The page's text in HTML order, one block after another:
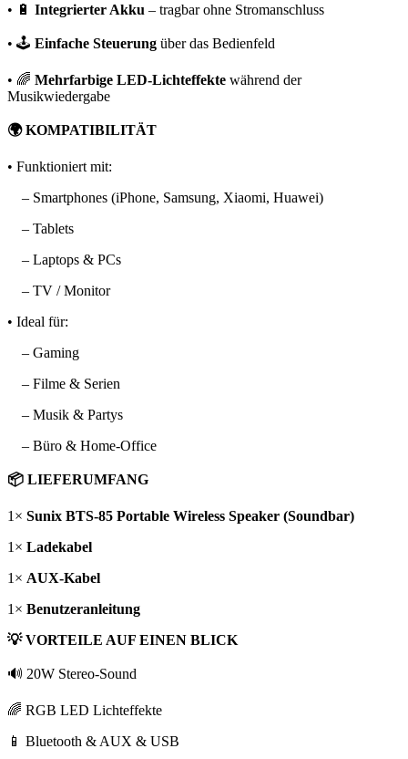
• 🔋 Integrierter Akku – tragbar ohne Stromanschluss
• 🕹️ Einfache Steuerung über das Bedienfeld
• 🌈 Mehrfarbige LED-Lichteffekte während der
Musikwiedergabe
🌍 KOMPATIBILITÄT
• Funktioniert mit:
– Smartphones (iPhone, Samsung, Xiaomi, Huawei)
– Tablets
– Laptops & PCs
– TV / Monitor
• Ideal für:
– Gaming
– Filme & Serien
– Musik & Partys
– Büro & Home-Office
📦 LIEFERUMFANG
1× Sunix BTS-85 Portable Wireless Speaker (Soundbar)
1× Ladekabel
1× AUX-Kabel
1× Benutzeranleitung
💡 VORTEILE AUF EINEN BLICK
🔊 20W Stereo-Sound
🌈 RGB LED Lichteffekte
📱 Bluetooth & AUX & USB